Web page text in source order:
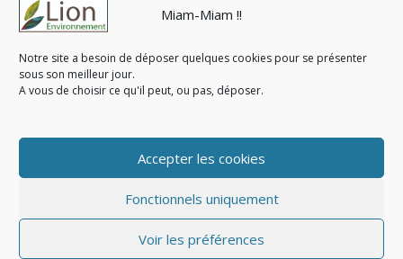
Miam-Miam !!
Notre site a besoin de déposer quelques cookies pour se présenter
sous son meilleur jour.
A vous de choisir ce qu'il peut, ou pas, déposer.
Accepter les cookies
Fonctionnels uniquement
Voir les préférences
(issu du forum du groupe
Pagination
des
7
© Copyright 2020-2026. Tous droits réservés - Lion-
Environnement |Mentions légales & Politique de